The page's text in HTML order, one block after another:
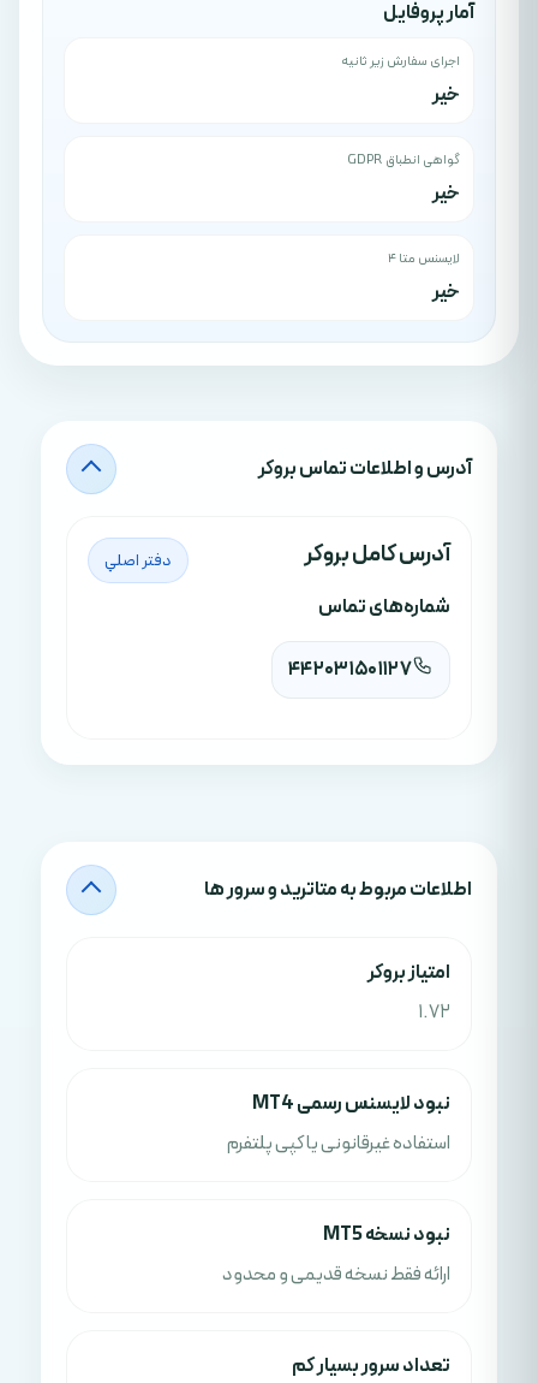
آمار پروفایل
اجرای سفارش زیر ثانیه
خیر
گواهی انطباق GDPR
خیر
لایسنس متا ۴
خير
آدرس‌ و اطلاعات تماس بروکر
آدرس کامل بروکر دفتر اصلي
شماره‌های تماس
442031501127
اطلاعات مربوط به متاترید و سرور ها
امتياز بروکر
1.72
نبود لایسنس رسمی MT4
استفاده غیرقانونی یا کپی پلتفرم
نبود نسخه MT5
ارائه فقط نسخه قدیمی و محدود
تعداد سرور بسیار کم